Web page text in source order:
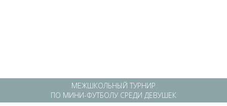
МЕЖШКОЛЬНЫЙ ТУРНИР
ПО МИНИ-ФУТБОЛУ СРЕДИ ДЕВУШЕК